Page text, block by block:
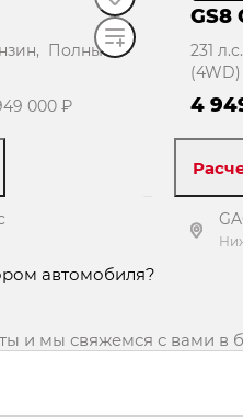
Полный
000 ₽
GS8
231
(4WD)
4
автомобиля?
и мы свяжемся с вами в